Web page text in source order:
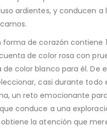
ardientes, y conducen a
forma de corazón contiene
de color rosa con
color blanco para él. De
casi durante todo
un reto emocionante
conduce a una
la atención que